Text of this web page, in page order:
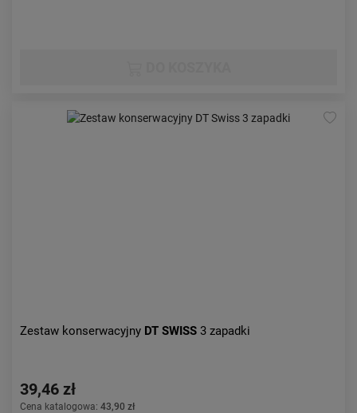
Zestaw konserwacyjny DT SWISS 3 zapadki
39,46 zł
Cena katalogowa: 43,90 zł